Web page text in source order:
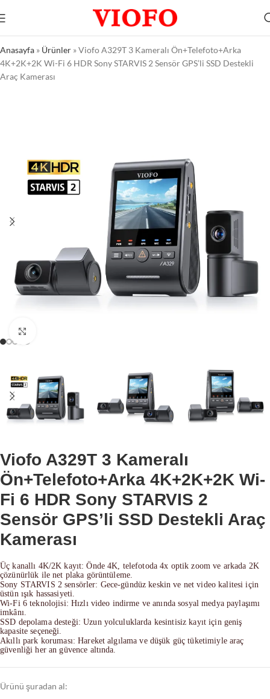
Anasayfa » Ürünler »Viofo A329T 3 Kameralı Ön+Telefoto+Arka
4K+2K+2K Wi-Fi 6 HDR Sony STARVIS 2 Sensör GPS’li SSD Destekli
Araç Kamerası
Viofo A329T 3 Kameralı
Ön+Telefoto+Arka 4K+2K+2K Wi-
Fi 6 HDR Sony STARVIS 2
Sensör GPS’li SSD Destekli Araç
Kamerası
Üç kanallı 4K/2K kayıt: Önde 4K, telefotoda 4x optik zoom ve arkada 2K
çözünürlük ile net plaka görüntüleme.
Sony STARVIS 2 sensörler: Gece-gündüz keskin ve net video kalitesi için
üstün ışık hassasiyeti.
Wi-Fi 6 teknolojisi: Hızlı video indirme ve anında sosyal medya paylaşımı
imkânı.
SSD depolama desteği: Uzun yolculuklarda kesintisiz kayıt için geniş
kapasite seçeneği.
Akıllı park koruması: Hareket algılama ve düşük güç tüketimiyle araç
güvenliği her an güvence altında.
Ürünü şuradan al: